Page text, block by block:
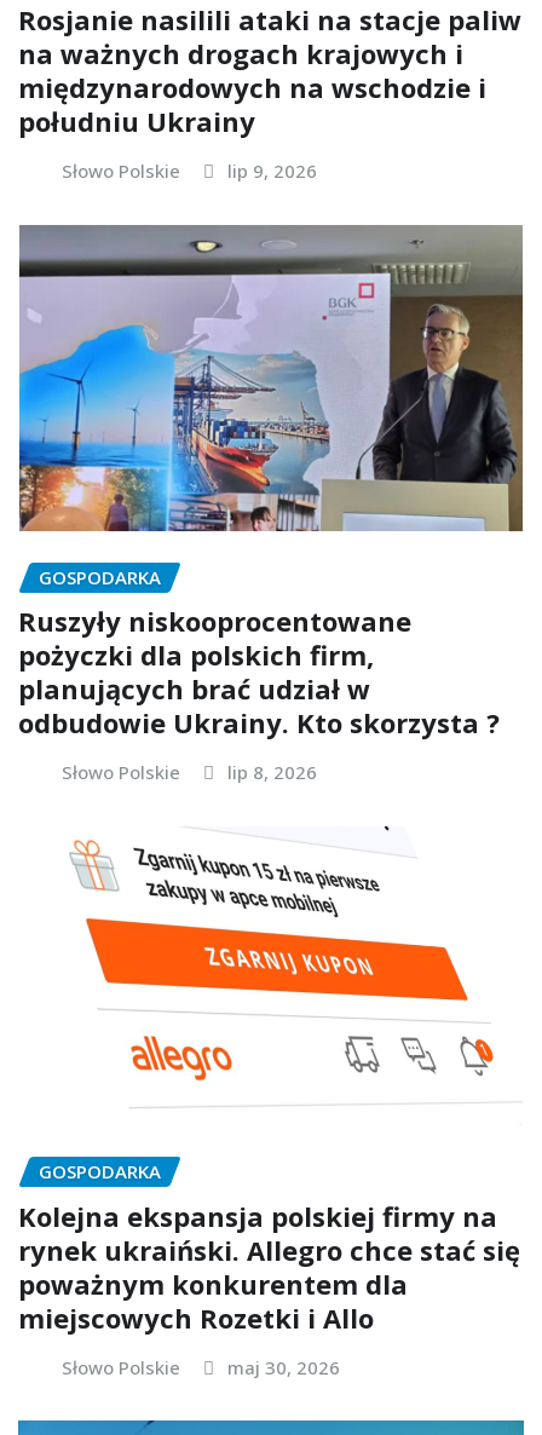
Rosjanie nasilili ataki na stacje paliw
na ważnych drogach krajowych i
międzynarodowych na wschodzie i
południu Ukrainy
Słowo Polskie lip 9, 2026
GOSPODARKA
Ruszyły niskooprocentowane
pożyczki dla polskich firm,
planujących brać udział w
odbudowie Ukrainy. Kto skorzysta ?
Słowo Polskie lip 8, 2026
GOSPODARKA
Kolejna ekspansja polskiej firmy na
rynek ukraiński. Allegro chce stać się
poważnym konkurentem dla
miejscowych Rozetki i Allo
Słowo Polskie maj 30, 2026